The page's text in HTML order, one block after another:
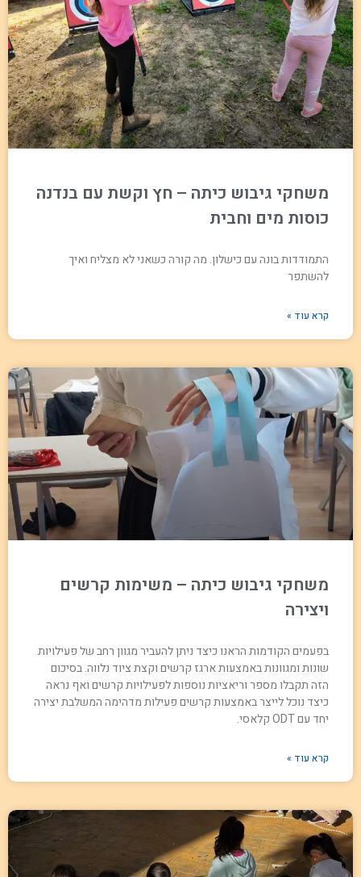
משחקי גיבוש כיתה – חץ וקשת עם בנדנה
כוסות מים וחבית
התמודדות בונה עם כישלון. מה קורה כשאני לא מצליח ואיך
להשתפר
קרא עוד »
משחקי גיבוש כיתה – משימות קרשים
ויצירה
בפעמים הקודמות הראנו כיצד ניתן להעביר מגוון רחב של פעילויות
שונות ומגוונות באמצעות ארגז קרשים וקצת ציוד נלווה. בסיכום
הזה תקבלו מספר וריאציות נוספות לפעילויות קרשים ואף נראה
כיצד נוכל לייצר באמצעות קרשים פעילות מדהימה המשלבת יצירה
יחד עם ODT קלאסי.
קרא עוד »